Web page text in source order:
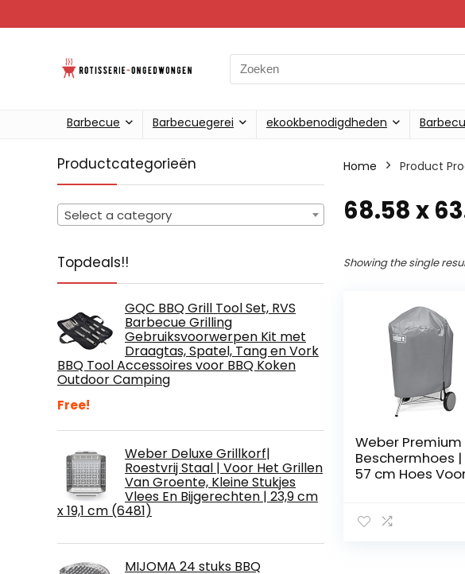
Search
for:
Barbecue Barbecuegerei ekookbenodigdheden
Productcategorieën
Select a category
Topdeals!!
GQC BBQ Grill Tool Set, RVS
Barbecue Grilling
Gebruiksvoorwerpen Kit met
Draagtas, Spatel, Tang en Vork
BBQ Tool Accessoires voor BBQ Koken
Outdoor Camping
Free!
Weber Deluxe Grillkorf|
Roestvrij Staal | Voor Het Grillen
Van Groente, Kleine Stukjes
Vlees En Bijgerechten | 23,9 cm
x 19,1 cm (6481)
MIJOMA 24 stuks BBQ
Home Product
‎68.58 x
Showing the single
Weber Premium
Beschermhoes |
57 cm Hoes
UV &